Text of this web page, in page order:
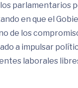
parlamentarios
en que el
de los
a impulsar
laborales